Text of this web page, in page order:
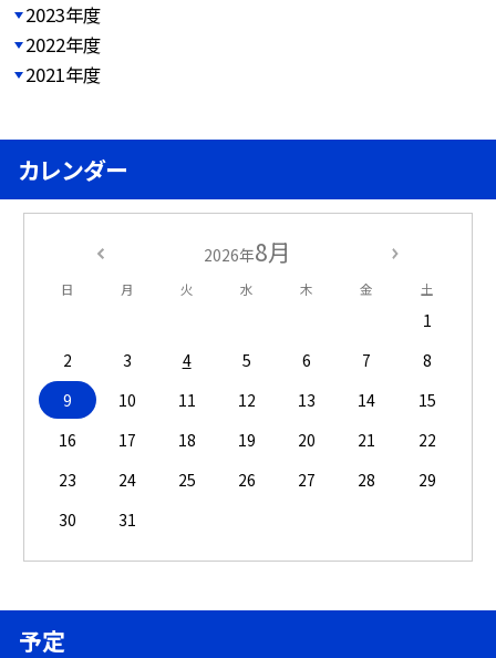
2023年度
2022年度
2021年度
カレンダー
2026年8月
日 月 火 水 木 金 土
1
2
3 4 5 6 7
8
9
10 11 12 13 14
15
16
17 18 19 20 21
22
23
24 25 26 27 28
29
30
31
予定